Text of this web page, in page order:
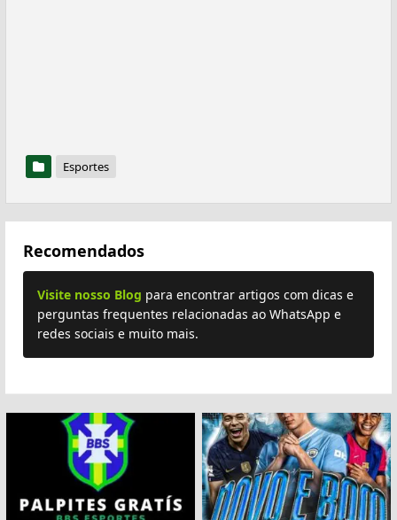
Esportes
Recomendados
Visite nosso Blog para encontrar artigos com dicas e
perguntas frequentes relacionadas ao WhatsApp e
redes sociais e muito mais.